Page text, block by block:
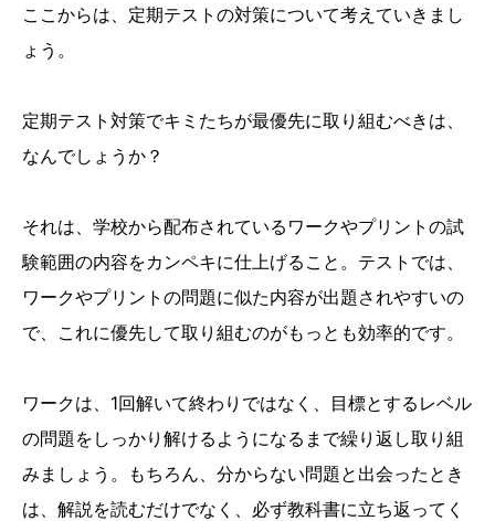
ここからは、定期テストの対策について考えていきまし
ょう。
定期テスト対策でキミたちが最優先に取り組むべきは、
なんでしょうか？
それは、学校から配布されているワークやプリントの試
験範囲の内容をカンペキに仕上げること。テストでは、
ワークやプリントの問題に似た内容が出題されやすいの
で、これに優先して取り組むのがもっとも効率的です。
ワークは、1回解いて終わりではなく、目標とするレベル
の問題をしっかり解けるようになるまで繰り返し取り組
みましょう。もちろん、分からない問題と出会ったとき
は、解説を読むだけでなく、必ず教科書に立ち返ってく